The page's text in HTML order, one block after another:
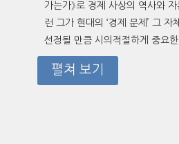
가는가》로 경제 사상의 역사와
런 그가 현대의 ‘경제 문제’ 그
선정될 만큼 시의적절하게 중요
펼쳐 보기